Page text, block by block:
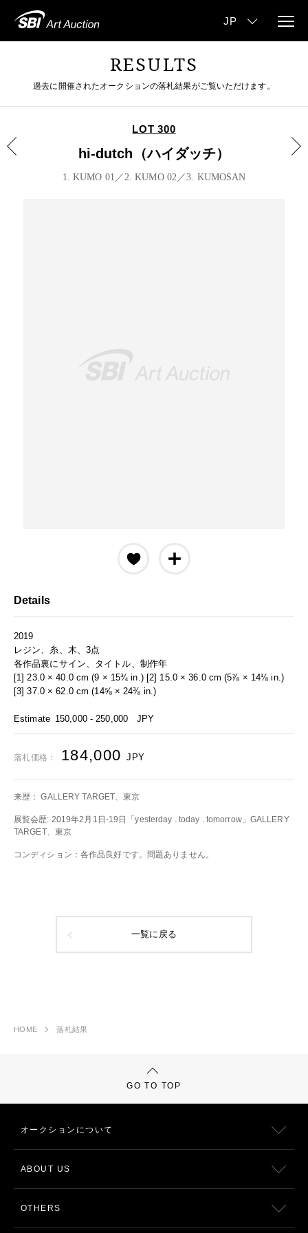
RESULTS
過去に開催されたオークションの落札結果がご覧いただけます。
LOT 300
hi-dutch（ハイダッチ）
1. KUMO 01／2. KUMO 02／3. KUMOSAN
Details
2019
レジン、糸、木、3点
各作品裏にサイン、タイトル、制作年
[1] 23.0 × 40.0 cm (9 × 15¾ in.) [2] 15.0 × 36.0 cm (5⅞ × 14⅛ in.)
[3] 37.0 × 62.0 cm (14⅝ × 24⅜ in.)
Estimate 150,000 - 250,000 JPY
落札価格： 184,000 JPY
来歴： GALLERY TARGET、東京
展覧会歴: 2019年2月1日-19日「yesterday . today . tomorrow」GALLERY
TARGET、東京
コンディション：各作品良好です。問題ありません。
一覧に戻る
HOME 落札結果
GO TO TOP
オークションについて
ABOUT US
OTHERS